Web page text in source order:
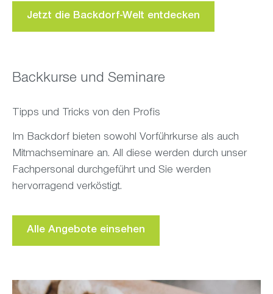
Jetzt die Backdorf-Welt entdecken
Backkurse und Seminare
Tipps und Tricks von den Profis
Im Backdorf bieten sowohl Vorführkurse als auch
Mitmachseminare an. All diese werden durch unser
Fachpersonal durchgeführt und Sie werden
hervorragend verköstigt.
Alle Angebote einsehen